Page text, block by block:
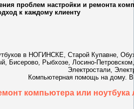
проблем настройки и ремонта
к каждому клиенту
в НОГИНСКЕ, Старой Купавне,
Бисерово, Рыбхозе, Лосино-
Электростали,
Компьютерная помощь на дому.
компьютера или ноутбука